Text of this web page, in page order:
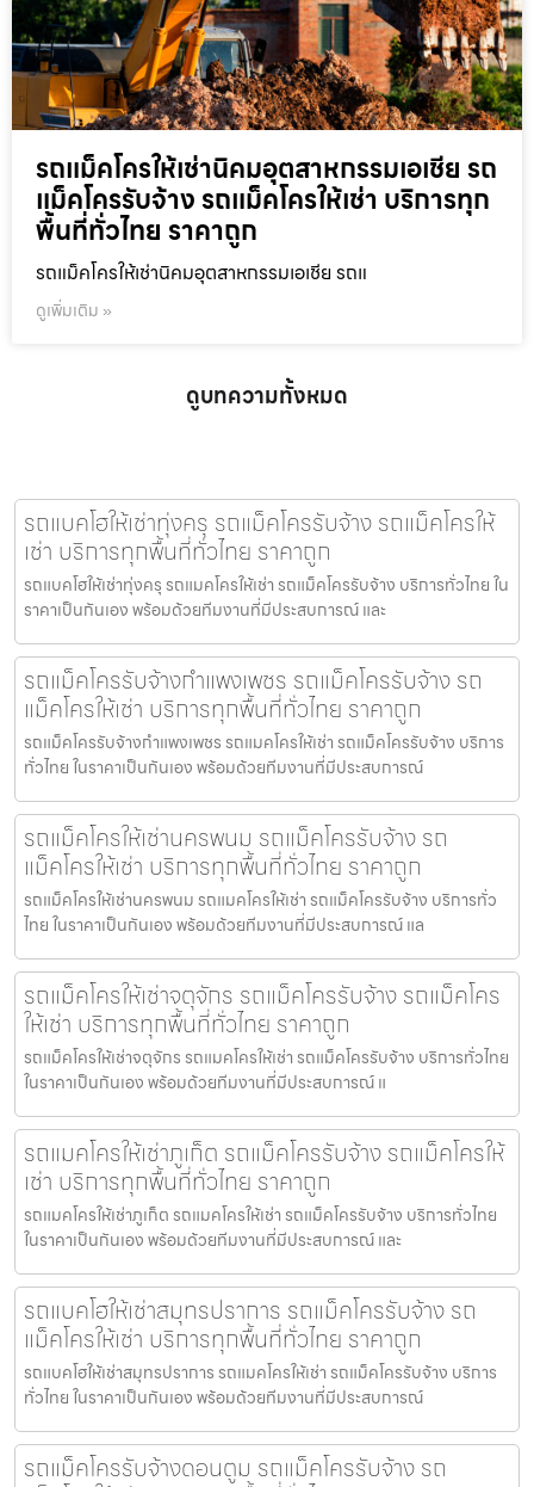
รถแม็คโครให้เช่านิคมอุตสาหกรรมเอเชีย รถ
แม็คโครรับจ้าง รถแม็คโครให้เช่า บริการทุก
พื้นที่ทั่วไทย ราคาถูก
รถแม็คโครให้เช่านิคมอุตสาหกรรมเอเชีย รถแ
ดูเพิ่มเติม »
ดูบทความทั้งหมด
รถแบคโฮให้เช่าทุ่งครุ รถแม็คโครรับจ้าง รถแม็คโครให้
เช่า บริการทุกพื้นที่ทั่วไทย ราคาถูก
รถแบคโฮให้เช่าทุ่งครุ รถแมคโครให้เช่า รถแม็คโครรับจ้าง บริการทั่วไทย ใน
ราคาเป็นกันเอง พร้อมด้วยทีมงานที่มีประสบการณ์ และ
รถแม็คโครรับจ้างกำแพงเพชร รถแม็คโครรับจ้าง รถ
แม็คโครให้เช่า บริการทุกพื้นที่ทั่วไทย ราคาถูก
รถแม็คโครรับจ้างกำแพงเพชร รถแมคโครให้เช่า รถแม็คโครรับจ้าง บริการ
ทั่วไทย ในราคาเป็นกันเอง พร้อมด้วยทีมงานที่มีประสบการณ์
รถแม็คโครให้เช่านครพนม รถแม็คโครรับจ้าง รถ
แม็คโครให้เช่า บริการทุกพื้นที่ทั่วไทย ราคาถูก
รถแม็คโครให้เช่านครพนม รถแมคโครให้เช่า รถแม็คโครรับจ้าง บริการทั่ว
ไทย ในราคาเป็นกันเอง พร้อมด้วยทีมงานที่มีประสบการณ์ แล
รถแม็คโครให้เช่าจตุจักร รถแม็คโครรับจ้าง รถแม็คโคร
ให้เช่า บริการทุกพื้นที่ทั่วไทย ราคาถูก
รถแม็คโครให้เช่าจตุจักร รถแมคโครให้เช่า รถแม็คโครรับจ้าง บริการทั่วไทย
ในราคาเป็นกันเอง พร้อมด้วยทีมงานที่มีประสบการณ์ แ
รถแมคโครให้เช่าภูเก็ต รถแม็คโครรับจ้าง รถแม็คโครให้
เช่า บริการทุกพื้นที่ทั่วไทย ราคาถูก
รถแมคโครให้เช่าภูเก็ต รถแมคโครให้เช่า รถแม็คโครรับจ้าง บริการทั่วไทย
ในราคาเป็นกันเอง พร้อมด้วยทีมงานที่มีประสบการณ์ และ
รถแบคโฮให้เช่าสมุทรปราการ รถแม็คโครรับจ้าง รถ
แม็คโครให้เช่า บริการทุกพื้นที่ทั่วไทย ราคาถูก
รถแบคโฮให้เช่าสมุทรปราการ รถแมคโครให้เช่า รถแม็คโครรับจ้าง บริการ
ทั่วไทย ในราคาเป็นกันเอง พร้อมด้วยทีมงานที่มีประสบการณ์
รถแม็คโครรับจ้างดอนตูม รถแม็คโครรับจ้าง รถ